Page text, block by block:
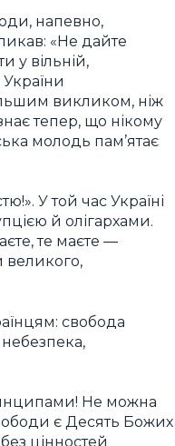
напевно,
«Не дайте
у вільній,
викликом, ніж
тепер, що нікому
молодь пам’ятає
У той час Україні
й олігархами.
те маєте —
великого,
свобода
Не можна
є Десять Божих
цінностей